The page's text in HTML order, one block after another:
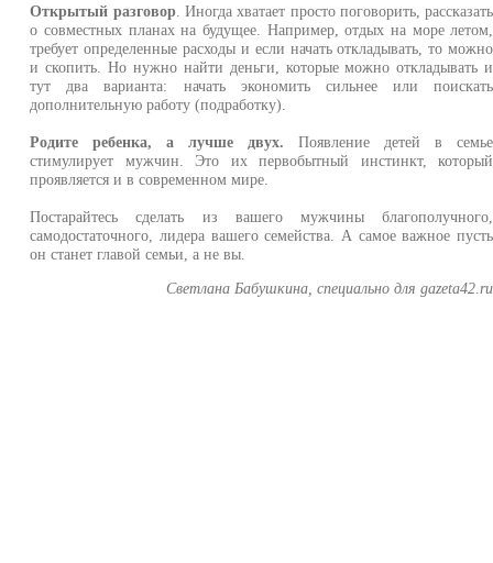
Открытый разговор. Иногда хватает просто поговорить, рассказать
о совместных планах на будущее. Например, отдых на море летом,
требует определенные расходы и если начать откладывать, то можно
и скопить. Но нужно найти деньги, которые можно откладывать и
тут два варианта: начать экономить сильнее или поискать
дополнительную работу (подработку).
Родите ребенка, а лучше двух. Появление детей в семье
стимулирует мужчин. Это их первобытный инстинкт, который
проявляется и в современном мире.
Постарайтесь сделать из вашего мужчины благополучного,
самодостаточного, лидера вашего семейства. А самое важное пусть
он станет главой семьи, а не вы.
Светлана Бабушкина, специально для gazeta42.ru